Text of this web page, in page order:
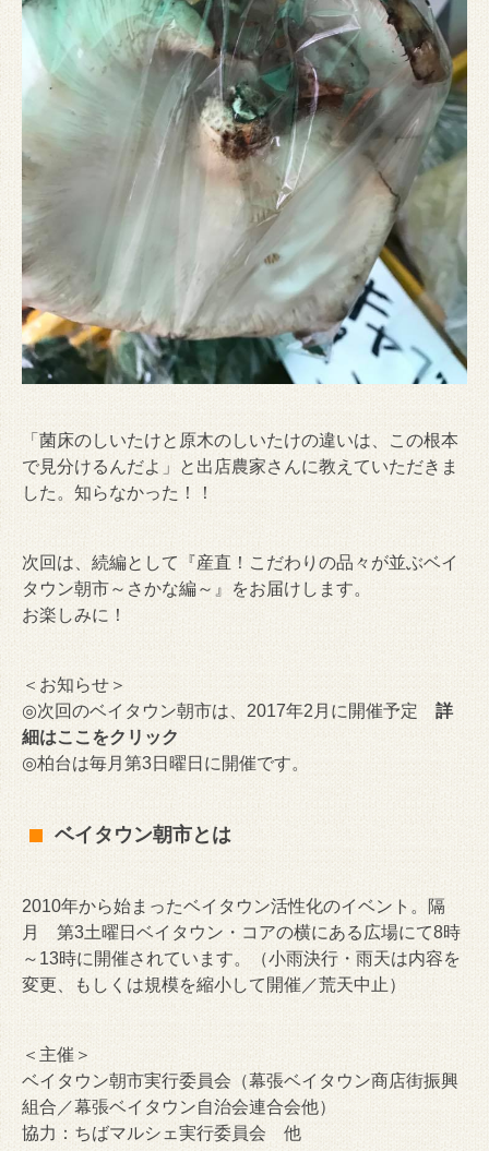
「菌床のしいたけと原木のしいたけの違いは、この根本
で見分けるんだよ」と出店農家さんに教えていただきま
した。知らなかった！！
次回は、続編として『産直！こだわりの品々が並ぶベイ
タウン朝市～さかな編～』をお届けします。
お楽しみに！
＜お知らせ＞
◎次回のベイタウン朝市は、2017年2月に開催予定 詳
細はここをクリック
◎柏台は毎月第3日曜日に開催です。
ベイタウン朝市とは
2010年から始まったベイタウン活性化のイベント。隔
月 第3土曜日ベイタウン・コアの横にある広場にて8時
～13時に開催されています。（小雨決行・雨天は内容を
変更、もしくは規模を縮小して開催／荒天中止）
＜主催＞
ベイタウン朝市実行委員会（幕張ベイタウン商店街振興
組合／幕張ベイタウン自治会連合会他）
協力：ちばマルシェ実行委員会 他